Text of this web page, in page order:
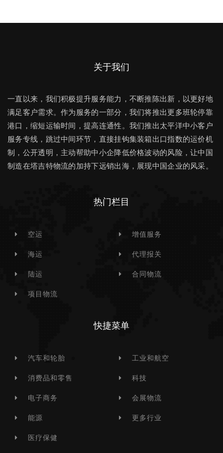
关于我们
一直以来，我们积极提升服务能力，不断推陈出新，以更好地
满足客户需求。作为服务的一部分，我们将推出更多班轮停靠
港口，缩短运输时间，提高连通性。我们推出太平洋中小客户
服务专线，跳过中间环节，直接挂钩集装箱出口指数的运价机
制，公开透明，主动帮助中小企降低价格波动的风险，让中国
制造在塔吉特物流的加持下远销出海，展现中国企业的风采。
热门栏目
空运
海运
陆运
项目物流
增值服务
代理报关
合同物流
快捷菜单
汽车和轮胎
消费品和零售
电子商务
能源
医疗保健
工业和航空
科技
会展物流
更多行业